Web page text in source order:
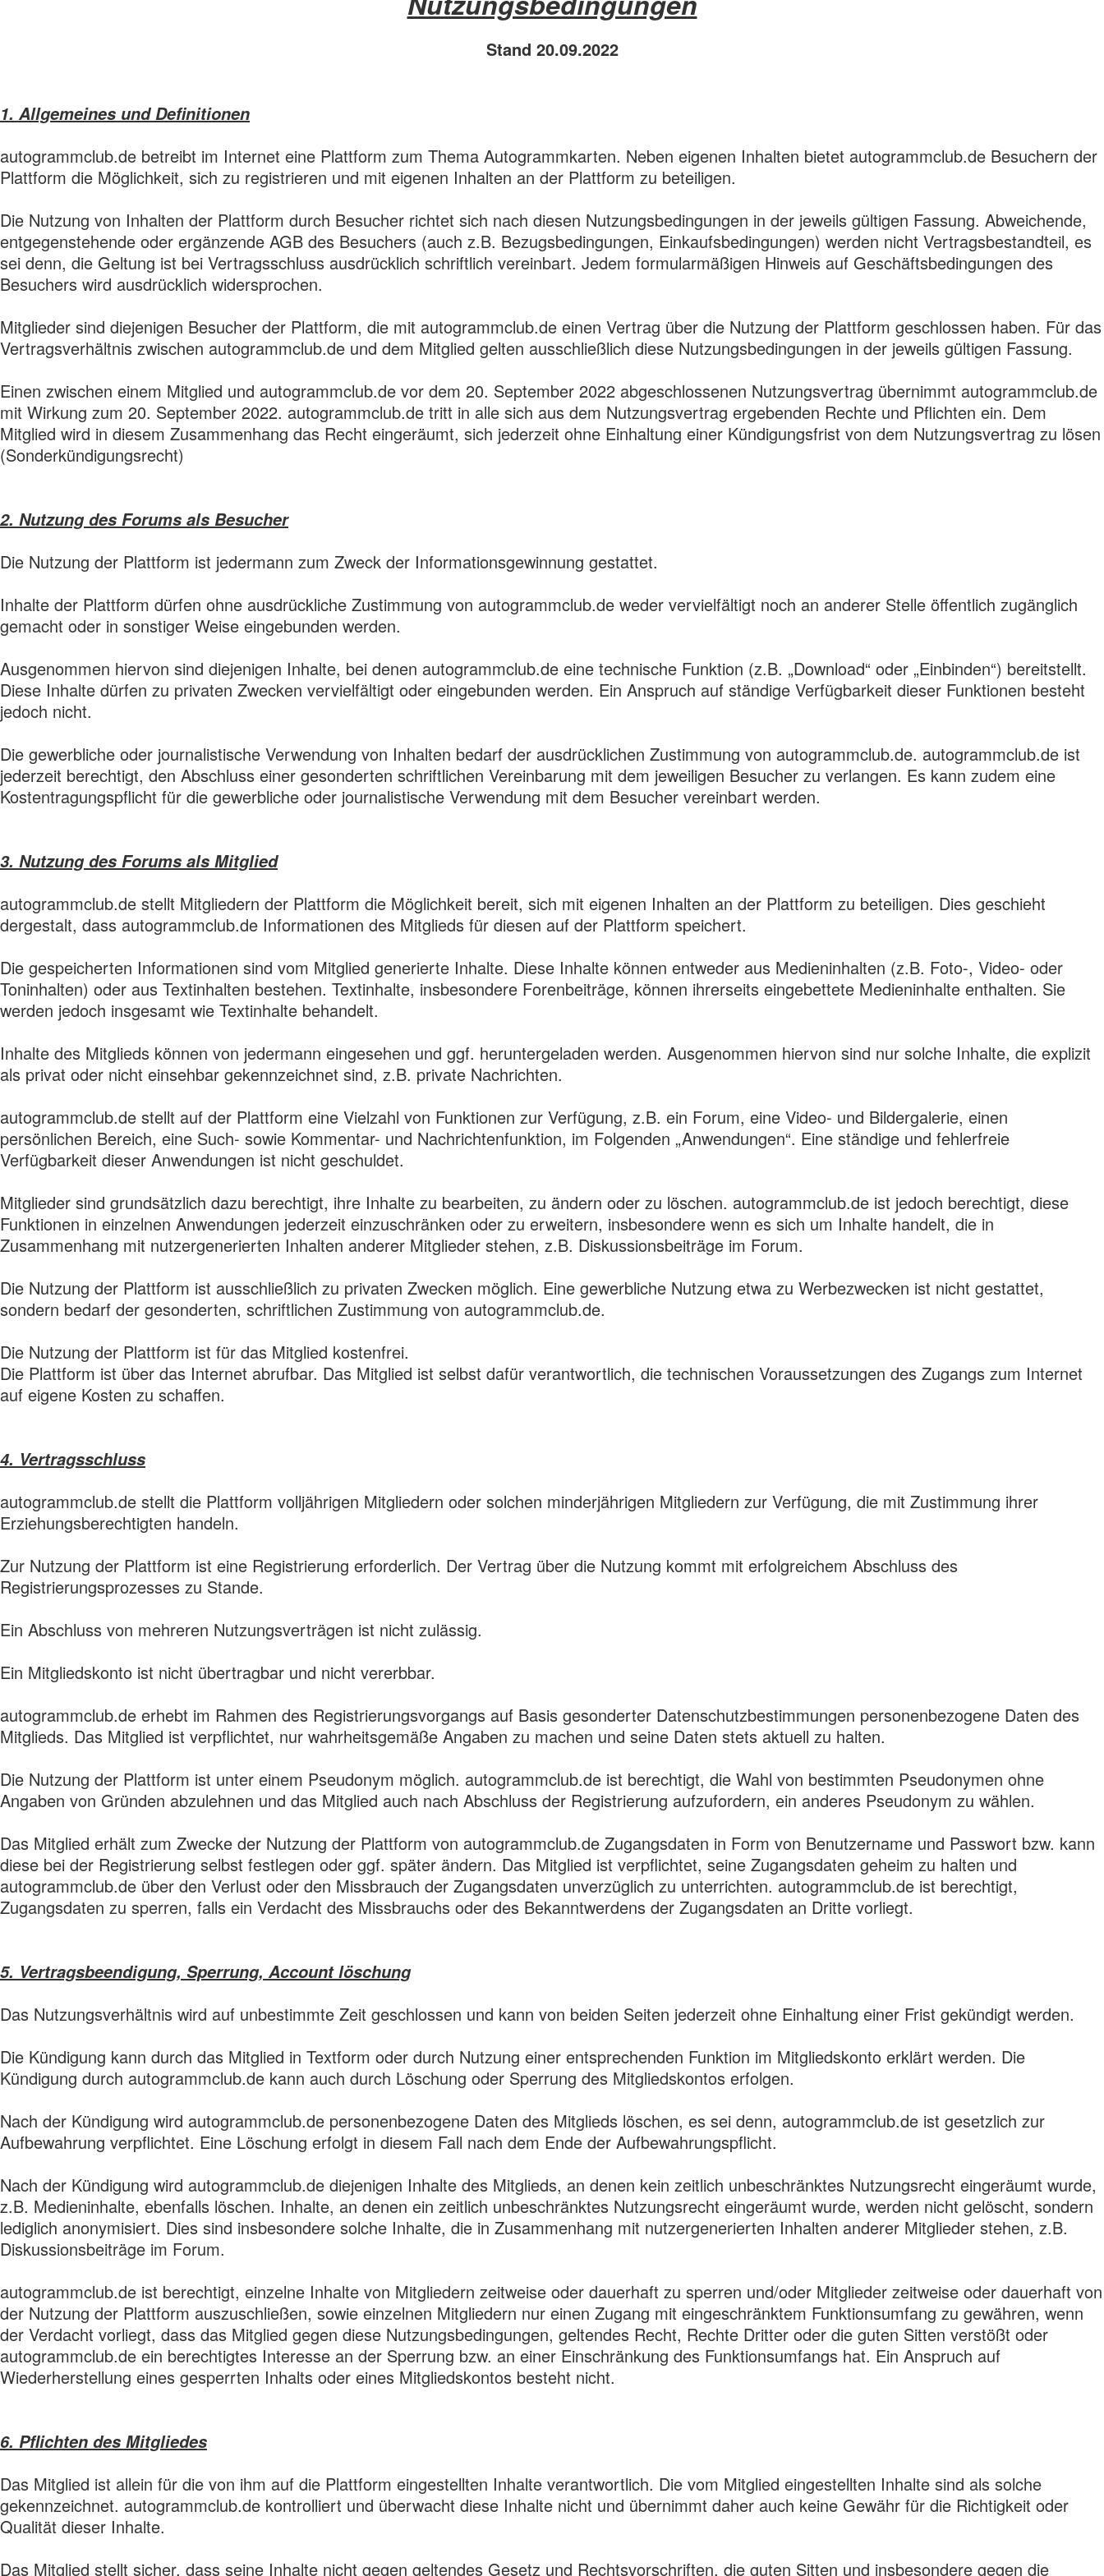
Stand 20.09.2022
1. Allgemeines und Definitionen
autogrammclub.de betreibt im Internet eine Plattform zum Thema Autogrammkarten. Neben eigenen Inhalten bietet autogrammclub.de Besuchern der
Plattform die Möglichkeit, sich zu registrieren und mit eigenen Inhalten an der Plattform zu beteiligen.
Die Nutzung von Inhalten der Plattform durch Besucher richtet sich nach diesen Nutzungsbedingungen in der jeweils gültigen Fassung. Abweichende,
entgegenstehende oder ergänzende AGB des Besuchers (auch z.B. Bezugsbedingungen, Einkaufsbedingungen) werden nicht Vertragsbestandteil, es
sei denn, die Geltung ist bei Vertragsschluss ausdrücklich schriftlich vereinbart. Jedem formularmäßigen Hinweis auf Geschäftsbedingungen des
Besuchers wird ausdrücklich widersprochen.
Mitglieder sind diejenigen Besucher der Plattform, die mit autogrammclub.de einen Vertrag über die Nutzung der Plattform geschlossen haben. Für das
Vertragsverhältnis zwischen autogrammclub.de und dem Mitglied gelten ausschließlich diese Nutzungsbedingungen in der jeweils gültigen Fassung.
Einen zwischen einem Mitglied und autogrammclub.de vor dem 20. September 2022 abgeschlossenen Nutzungsvertrag übernimmt autogrammclub.de
mit Wirkung zum 20. September 2022. autogrammclub.de tritt in alle sich aus dem Nutzungsvertrag ergebenden Rechte und Pflichten ein. Dem
Mitglied wird in diesem Zusammenhang das Recht eingeräumt, sich jederzeit ohne Einhaltung einer Kündigungsfrist von dem Nutzungsvertrag zu lösen
(Sonderkündigungsrecht)
2. Nutzung des Forums als Besucher
Die Nutzung der Plattform ist jedermann zum Zweck der Informationsgewinnung gestattet.
Inhalte der Plattform dürfen ohne ausdrückliche Zustimmung von autogrammclub.de weder vervielfältigt noch an anderer Stelle öffentlich zugänglich
gemacht oder in sonstiger Weise eingebunden werden.
Ausgenommen hiervon sind diejenigen Inhalte, bei denen autogrammclub.de eine technische Funktion (z.B. „Download“ oder „Einbinden“) bereitstellt.
Diese Inhalte dürfen zu privaten Zwecken vervielfältigt oder eingebunden werden. Ein Anspruch auf ständige Verfügbarkeit dieser Funktionen besteht
jedoch nicht.
Die gewerbliche oder journalistische Verwendung von Inhalten bedarf der ausdrücklichen Zustimmung von autogrammclub.de. autogrammclub.de ist
jederzeit berechtigt, den Abschluss einer gesonderten schriftlichen Vereinbarung mit dem jeweiligen Besucher zu verlangen. Es kann zudem eine
Kostentragungspflicht für die gewerbliche oder journalistische Verwendung mit dem Besucher vereinbart werden.
3. Nutzung des Forums als Mitglied
autogrammclub.de stellt Mitgliedern der Plattform die Möglichkeit bereit, sich mit eigenen Inhalten an der Plattform zu beteiligen. Dies geschieht
dergestalt, dass autogrammclub.de Informationen des Mitglieds für diesen auf der Plattform speichert.
Die gespeicherten Informationen sind vom Mitglied generierte Inhalte. Diese Inhalte können entweder aus Medieninhalten (z.B. Foto-, Video- oder
Toninhalten) oder aus Textinhalten bestehen. Textinhalte, insbesondere Forenbeiträge, können ihrerseits eingebettete Medieninhalte enthalten. Sie
werden jedoch insgesamt wie Textinhalte behandelt.
Inhalte des Mitglieds können von jedermann eingesehen und ggf. heruntergeladen werden. Ausgenommen hiervon sind nur solche Inhalte, die explizit
als privat oder nicht einsehbar gekennzeichnet sind, z.B. private Nachrichten.
autogrammclub.de stellt auf der Plattform eine Vielzahl von Funktionen zur Verfügung, z.B. ein Forum, eine Video- und Bildergalerie, einen
persönlichen Bereich, eine Such- sowie Kommentar- und Nachrichtenfunktion, im Folgenden „Anwendungen“. Eine ständige und fehlerfreie
Verfügbarkeit dieser Anwendungen ist nicht geschuldet.
Mitglieder sind grundsätzlich dazu berechtigt, ihre Inhalte zu bearbeiten, zu ändern oder zu löschen. autogrammclub.de ist jedoch berechtigt, diese
Funktionen in einzelnen Anwendungen jederzeit einzuschränken oder zu erweitern, insbesondere wenn es sich um Inhalte handelt, die in
Zusammenhang mit nutzergenerierten Inhalten anderer Mitglieder stehen, z.B. Diskussionsbeiträge im Forum.
Die Nutzung der Plattform ist ausschließlich zu privaten Zwecken möglich. Eine gewerbliche Nutzung etwa zu Werbezwecken ist nicht gestattet,
sondern bedarf der gesonderten, schriftlichen Zustimmung von autogrammclub.de.
Die Nutzung der Plattform ist für das Mitglied kostenfrei.
Die Plattform ist über das Internet abrufbar. Das Mitglied ist selbst dafür verantwortlich, die technischen Voraussetzungen des Zugangs zum Internet
auf eigene Kosten zu schaffen.
4. Vertragsschluss
autogrammclub.de stellt die Plattform volljährigen Mitgliedern oder solchen minderjährigen Mitgliedern zur Verfügung, die mit Zustimmung ihrer
Erziehungsberechtigten handeln.
Zur Nutzung der Plattform ist eine Registrierung erforderlich. Der Vertrag über die Nutzung kommt mit erfolgreichem Abschluss des
Registrierungsprozesses zu Stande.
Ein Abschluss von mehreren Nutzungsverträgen ist nicht zulässig.
Ein Mitgliedskonto ist nicht übertragbar und nicht vererbbar.
autogrammclub.de erhebt im Rahmen des Registrierungsvorgangs auf Basis gesonderter Datenschutzbestimmungen personenbezogene Daten des
Mitglieds. Das Mitglied ist verpflichtet, nur wahrheitsgemäße Angaben zu machen und seine Daten stets aktuell zu halten.
Die Nutzung der Plattform ist unter einem Pseudonym möglich. autogrammclub.de ist berechtigt, die Wahl von bestimmten Pseudonymen ohne
Angaben von Gründen abzulehnen und das Mitglied auch nach Abschluss der Registrierung aufzufordern, ein anderes Pseudonym zu wählen.
Das Mitglied erhält zum Zwecke der Nutzung der Plattform von autogrammclub.de Zugangsdaten in Form von Benutzername und Passwort bzw. kann
diese bei der Registrierung selbst festlegen oder ggf. später ändern. Das Mitglied ist verpflichtet, seine Zugangsdaten geheim zu halten und
autogrammclub.de über den Verlust oder den Missbrauch der Zugangsdaten unverzüglich zu unterrichten. autogrammclub.de ist berechtigt,
Zugangsdaten zu sperren, falls ein Verdacht des Missbrauchs oder des Bekanntwerdens der Zugangsdaten an Dritte vorliegt.
5. Vertragsbeendigung, Sperrung, Account löschung
Das Nutzungsverhältnis wird auf unbestimmte Zeit geschlossen und kann von beiden Seiten jederzeit ohne Einhaltung einer Frist gekündigt werden.
Die Kündigung kann durch das Mitglied in Textform oder durch Nutzung einer entsprechenden Funktion im Mitgliedskonto erklärt werden. Die
Kündigung durch autogrammclub.de kann auch durch Löschung oder Sperrung des Mitgliedskontos erfolgen.
Nach der Kündigung wird autogrammclub.de personenbezogene Daten des Mitglieds löschen, es sei denn, autogrammclub.de ist gesetzlich zur
Aufbewahrung verpflichtet. Eine Löschung erfolgt in diesem Fall nach dem Ende der Aufbewahrungspflicht.
Nach der Kündigung wird autogrammclub.de diejenigen Inhalte des Mitglieds, an denen kein zeitlich unbeschränktes Nutzungsrecht eingeräumt wurde,
z.B. Medieninhalte, ebenfalls löschen. Inhalte, an denen ein zeitlich unbeschränktes Nutzungsrecht eingeräumt wurde, werden nicht gelöscht, sondern
lediglich anonymisiert. Dies sind insbesondere solche Inhalte, die in Zusammenhang mit nutzergenerierten Inhalten anderer Mitglieder stehen, z.B.
Diskussionsbeiträge im Forum.
autogrammclub.de ist berechtigt, einzelne Inhalte von Mitgliedern zeitweise oder dauerhaft zu sperren und/oder Mitglieder zeitweise oder dauerhaft von
der Nutzung der Plattform auszuschließen, sowie einzelnen Mitgliedern nur einen Zugang mit eingeschränktem Funktionsumfang zu gewähren, wenn
der Verdacht vorliegt, dass das Mitglied gegen diese Nutzungsbedingungen, geltendes Recht, Rechte Dritter oder die guten Sitten verstößt oder
autogrammclub.de ein berechtigtes Interesse an der Sperrung bzw. an einer Einschränkung des Funktionsumfangs hat. Ein Anspruch auf
Wiederherstellung eines gesperrten Inhalts oder eines Mitgliedskontos besteht nicht.
6. Pflichten des Mitgliedes
Das Mitglied ist allein für die von ihm auf die Plattform eingestellten Inhalte verantwortlich. Die vom Mitglied eingestellten Inhalte sind als solche
gekennzeichnet. autogrammclub.de kontrolliert und überwacht diese Inhalte nicht und übernimmt daher auch keine Gewähr für die Richtigkeit oder
Qualität dieser Inhalte.
Das Mitglied stellt sicher, dass seine Inhalte nicht gegen geltendes Gesetz und Rechtsvorschriften, die guten Sitten und insbesondere gegen die